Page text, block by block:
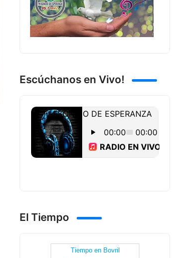
Escúchanos en Vivo!
El Tiempo